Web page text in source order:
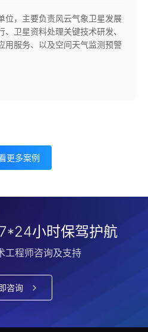
位，主要负责风云气象卫星发展
卫星资料处理关键技术研发、
用服务、以及空间天气监测预警
更多案例
小时保驾护航
工程师咨询及支持
咨询